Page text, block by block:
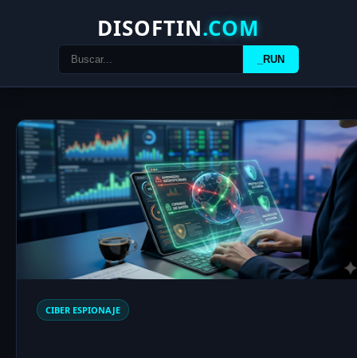
DISOFTIN.COM
_RUN
CIBER ESPIONAJE